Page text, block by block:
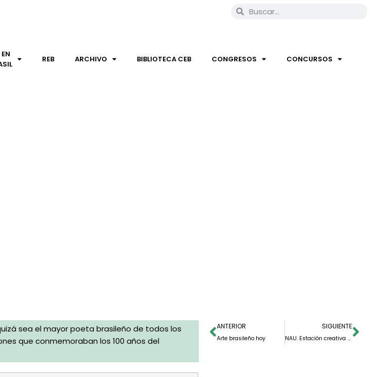
REB ARCHIVO BIBLIOTECA CEB CONGRESOS CONCURSOS
sea el mayor poeta brasileño de todos los
que conmemoraban los 100 años del
ANTERIOR
Arte brasileño hoy
SIGUIENTE
NAU. Estación creativa para el desarrollo de acciones visuales